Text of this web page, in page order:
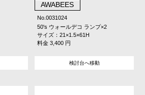
AWABEES
No.0031024
50's ウォールデコ ランプ×2
サイズ：21×1.5×61H
料金 3,400 円
検討台へ移動